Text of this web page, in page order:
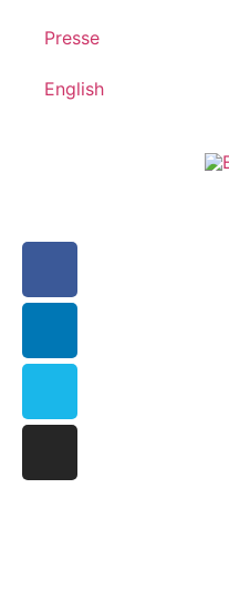
Presse
English